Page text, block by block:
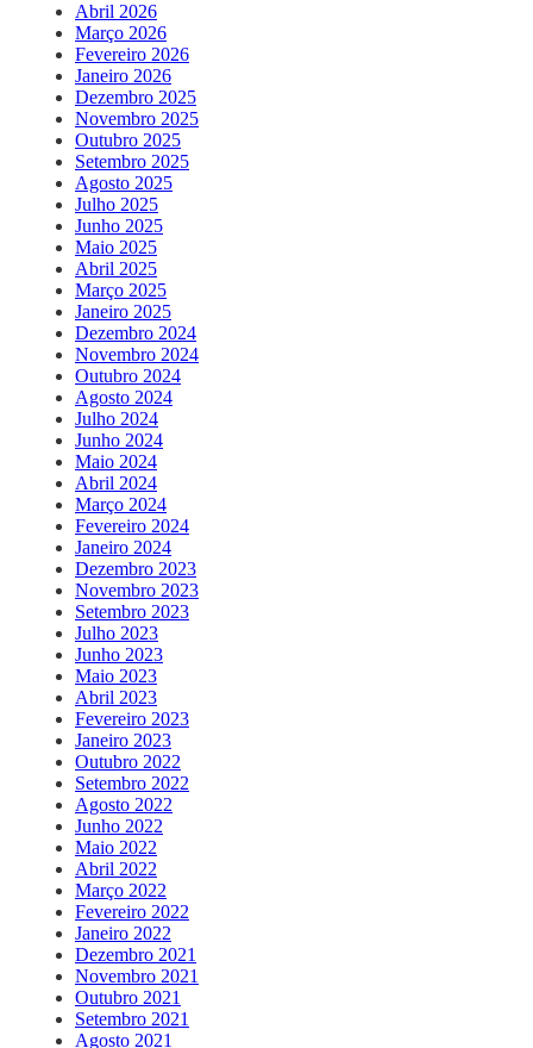
Abril 2026
Março 2026
Fevereiro 2026
Janeiro 2026
Dezembro 2025
Novembro 2025
Outubro 2025
Setembro 2025
Agosto 2025
Julho 2025
Junho 2025
Maio 2025
Abril 2025
Março 2025
Janeiro 2025
Dezembro 2024
Novembro 2024
Outubro 2024
Agosto 2024
Julho 2024
Junho 2024
Maio 2024
Abril 2024
Março 2024
Fevereiro 2024
Janeiro 2024
Dezembro 2023
Novembro 2023
Setembro 2023
Julho 2023
Junho 2023
Maio 2023
Abril 2023
Fevereiro 2023
Janeiro 2023
Outubro 2022
Setembro 2022
Agosto 2022
Junho 2022
Maio 2022
Abril 2022
Março 2022
Fevereiro 2022
Janeiro 2022
Dezembro 2021
Novembro 2021
Outubro 2021
Setembro 2021
Agosto 2021